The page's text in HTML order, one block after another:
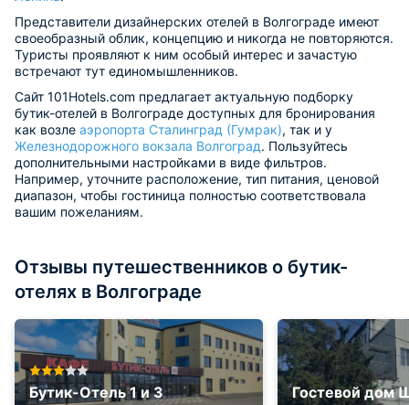
Представители дизайнерских отелей в Волгограде имеют
своеобразный облик, концепцию и никогда не повторяются.
Туристы проявляют к ним особый интерес и зачастую
встречают тут единомышленников.
Сайт 101Hotels.com предлагает актуальную подборку
бутик-отелей в Волгограде доступных для бронирования
как возле аэропорта Сталинград (Гумрак), так и у
Железнодорожного вокзала Волгоград. Пользуйтесь
дополнительными настройками в виде фильтров.
Например, уточните расположение, тип питания, ценовой
диапазон, чтобы гостиница полностью соответствовала
вашим пожеланиям.
Отзывы путешественников о бутик-
отелях в Волгограде
Бутик-Отель 1 и 3 Гостевой дом